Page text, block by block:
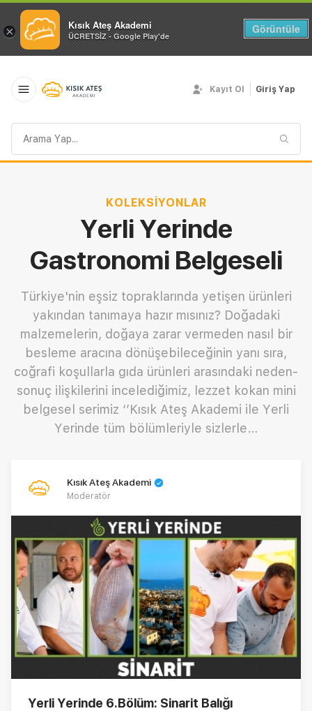
× Kısık Ateş Akademi
ÜCRETSİZ - Google Play'de
Görüntüle
sorgusu
Kayıt Ol Giriş Yap
KOLEKSIYONLAR
Yerli Yerinde
Gastronomi Belgeseli
Türkiye'nin eşsiz topraklarında yetişen ürünleri
yakından tanımaya hazır mısınız? Doğadaki
malzemelerin, doğaya zarar vermeden nasıl bir
besleme aracına dönüşebileceğinin yanı sıra,
coğrafi koşullarla gıda ürünleri arasındaki neden-
sonuç ilişkilerini incelediğimiz, lezzet kokan mini
belgesel serimiz ‘’Kısık Ateş Akademi ile Yerli
Yerinde tüm bölümleriyle sizlerle…
Kısık Ateş Akademi
Moderatör
Yerli Yerinde 6.Bölüm: Sinarit Balığı